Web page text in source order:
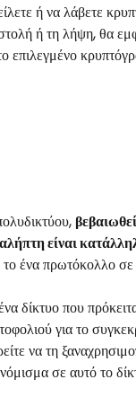
ή να λάβετε
ή τη λήψη, θα
επιλεγμένο
είναι
ένα πρωτόκολλο σε
δίκτυο που
για το
να τη
σε αυτό το